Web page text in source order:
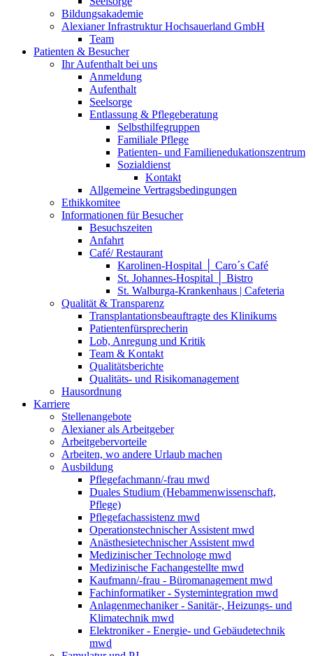
Bildungsakademie
Alexianer Infrastruktur Hochsauerland GmbH
Team
Patienten & Besucher
Ihr Aufenthalt bei uns
Anmeldung
Aufenthalt
Seelsorge
Entlassung & Pflegeberatung
Selbsthilfegruppen
Familiale Pflege
Patienten- und Familienedukationszentrum
Sozialdienst
Kontakt
Allgemeine Vertragsbedingungen
Ethikkomitee
Informationen für Besucher
Besuchszeiten
Anfahrt
Café/ Restaurant
Karolinen-Hospital │ Caro´s Café
St. Johannes-Hospital │ Bistro
St. Walburga-Krankenhaus | Cafeteria
Qualität & Transparenz
Transplantationsbeauftragte des Klinikums
Patientenfürsprecherin
Lob, Anregung und Kritik
Team & Kontakt
Qualitätsberichte
Qualitäts- und Risikomanagement
Hausordnung
Karriere
Stellenangebote
Alexianer als Arbeitgeber
Arbeitgebervorteile
Arbeiten, wo andere Urlaub machen
Ausbildung
Pflegefachmann/-frau mwd
Duales Studium (Hebammenwissenschaft,
Pflege)
Pflegefachassistenz mwd
Operationstechnischer Assistent mwd
Anästhesietechnischer Assistent mwd
Medizinischer Technologe mwd
Medizinische Fachangestellte mwd
Kaufmann/-frau - Büromanagement mwd
Fachinformatiker - Systemintegration mwd
Anlagenmechaniker - Sanitär-, Heizungs- und
Klimatechnik mwd
Elektroniker - Energie- und Gebäudetechnik
mwd